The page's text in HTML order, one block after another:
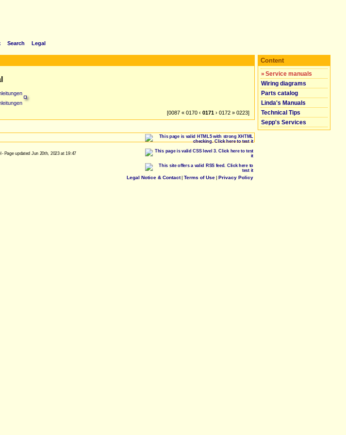
Search Legal
[0087 « 0170 ‹ 0171 › 0172 » 0223]
Content
» Service manuals
Wiring diagrams
Parts catalog
Linda's Manuals
Technical Tips
Sepp's Services
Page updated Jun 20th, 2023 at 19:47
Legal Notice & Contact| Terms of Use| Privacy Policy